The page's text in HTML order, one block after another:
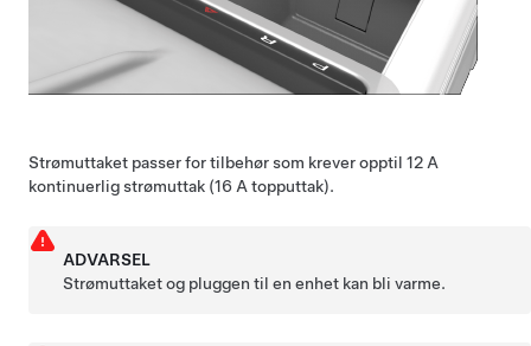
Strømuttaket passer for tilbehør som krever opptil 12 A
kontinuerlig strømuttak (16 A topputtak).
ADVARSEL
Strømuttaket og pluggen til en enhet kan bli varme.